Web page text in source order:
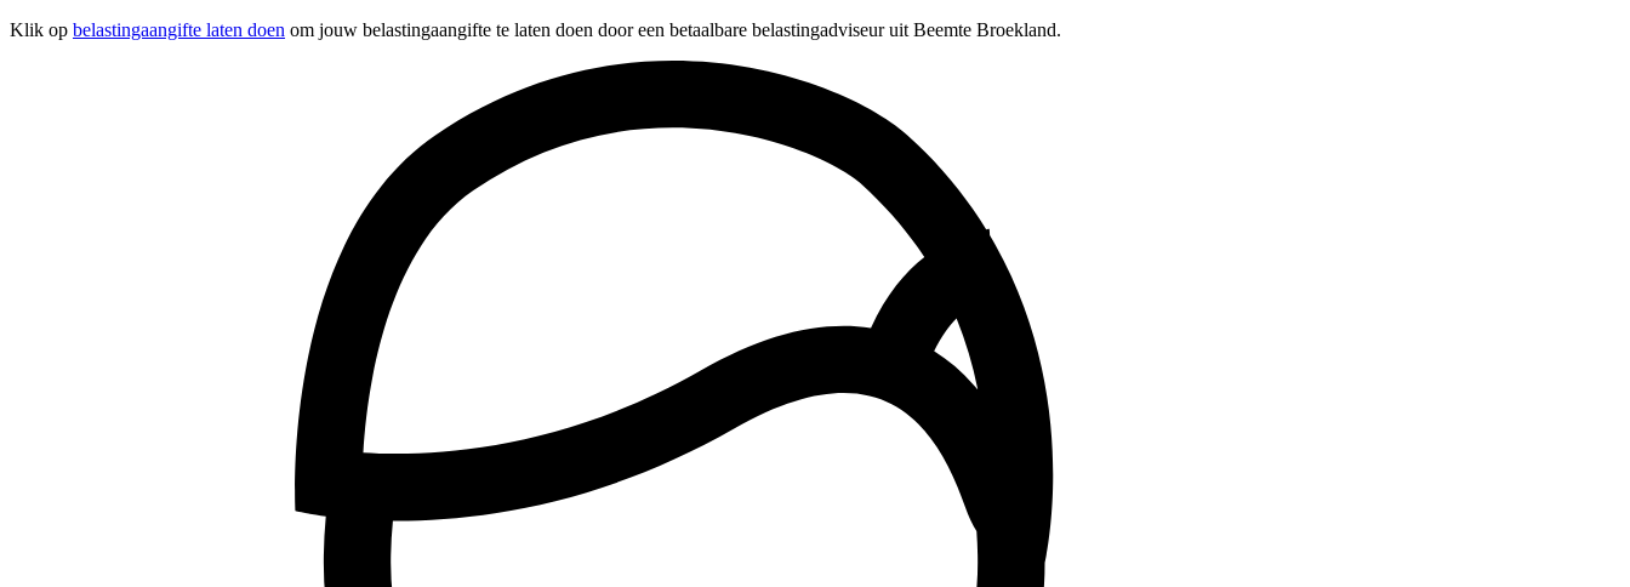
Klik op belastingaangifte laten doen om jouw belastingaangifte te laten doen door een betaalbare belastingadviseur uit Beemte Broekland.